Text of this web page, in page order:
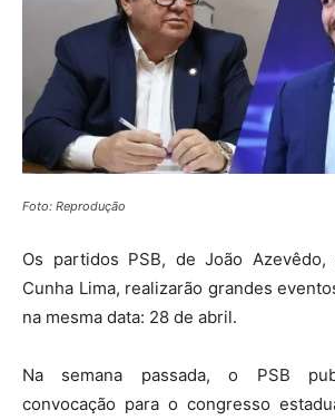
Foto: Reprodução
Os partidos PSB, de João
Cunha Lima, realizarão grandes
na mesma data: 28 de abril.
Na semana passada, o PSB
convocação para o congresso